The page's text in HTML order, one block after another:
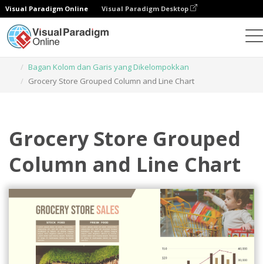
Visual Paradigm Online Visual Paradigm Desktop
Bagan Kolom dan Garis yang Dikelompokkan
Grocery Store Grouped Column and Line Chart
Grocery Store Grouped
Column and Line Chart